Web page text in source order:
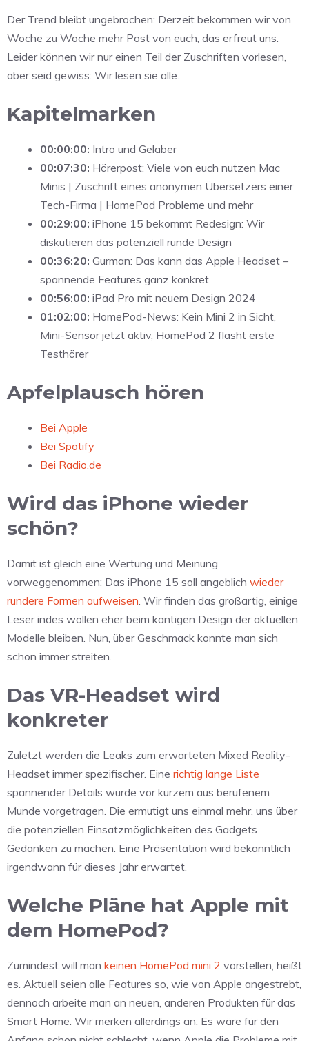
Der Trend bleibt ungebrochen: Derzeit bekommen wir von
Woche zu Woche mehr Post von euch, das erfreut uns.
Leider können wir nur einen Teil der Zuschriften vorlesen,
aber seid gewiss: Wir lesen sie alle.
Kapitelmarken
00:00:00: Intro und Gelaber
00:07:30: Hörerpost: Viele von euch nutzen Mac
Minis | Zuschrift eines anonymen Übersetzers einer
Tech-Firma | HomePod Probleme und mehr
00:29:00: iPhone 15 bekommt Redesign: Wir
diskutieren das potenziell runde Design
00:36:20: Gurman: Das kann das Apple Headset –
spannende Features ganz konkret
00:56:00: iPad Pro mit neuem Design 2024
01:02:00: HomePod-News: Kein Mini 2 in Sicht,
Mini-Sensor jetzt aktiv, HomePod 2 flasht erste
Testhörer
Apfelplausch hören
Bei Apple
Bei Spotify
Bei Radio.de
Wird das iPhone wieder
schön?
Damit ist gleich eine Wertung und Meinung
vorweggenommen: Das iPhone 15 soll angeblich wieder
rundere Formen aufweisen . Wir finden das großartig, einige
Leser indes wollen eher beim kantigen Design der aktuellen
Modelle bleiben. Nun, über Geschmack konnte man sich
schon immer streiten.
Das VR-Headset wird
konkreter
Zuletzt werden die Leaks zum erwarteten Mixed Reality-
Headset immer spezifischer. Eine richtig lange Liste
spannender Details wurde vor kurzem aus berufenem
Munde vorgetragen. Die ermutigt uns einmal mehr, uns über
die potenziellen Einsatzmöglichkeiten des Gadgets
Gedanken zu machen. Eine Präsentation wird bekanntlich
irgendwann für dieses Jahr erwartet.
Welche Pläne hat Apple mit
dem HomePod?
Zumindest will man keinen HomePod mini 2 vorstellen, heißt
es. Aktuell seien alle Features so, wie von Apple angestrebt,
dennoch arbeite man an neuen, anderen Produkten für das
Smart Home. Wir merken allerdings an: Es wäre für den